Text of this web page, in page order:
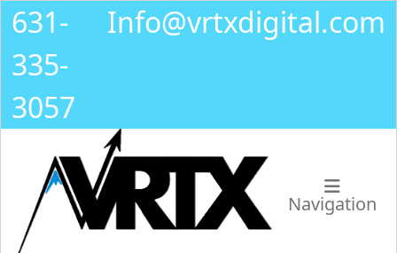
631-
335-
3057
Info@vrtxdigital.com
Navigation